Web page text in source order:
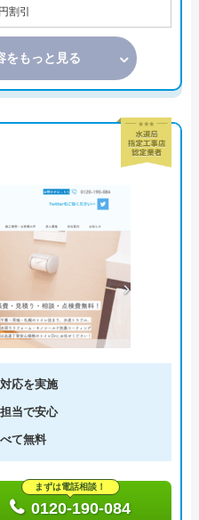
割引
をもっと見る
応を実施
当で安心
て無料
まずは電話相談！
0120-190-084